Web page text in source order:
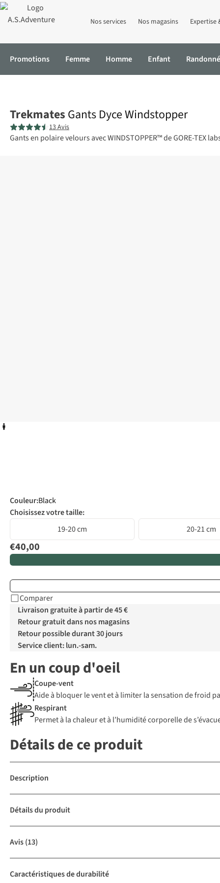
Nos services Nos magasins Expertise
Promotions Femme Homme Enfant
Trekmates Gants Dyce Windstopper
13 Avis
Gants en polaire velours avec WINDSTOPPER™ de GORE-TEX
Couleur:Black
Choisissez votre taille:
19-20 cm
20-21 cm
€40,00
Comparer
Livraison gratuite à partir de 45 €
Retour gratuit dans nos magasins
Retour possible durant 30 jours
Service client: lun.-sam.
En un coup d'oeil
Coupe-vent
Aide à bloquer le vent et à limiter la sensation de froid
Respirant
Permet à la chaleur et à l’humidité corporelle de
Détails de ce produit
Description
Détails du produit
Avis(13)
Caractéristiques de durabilité